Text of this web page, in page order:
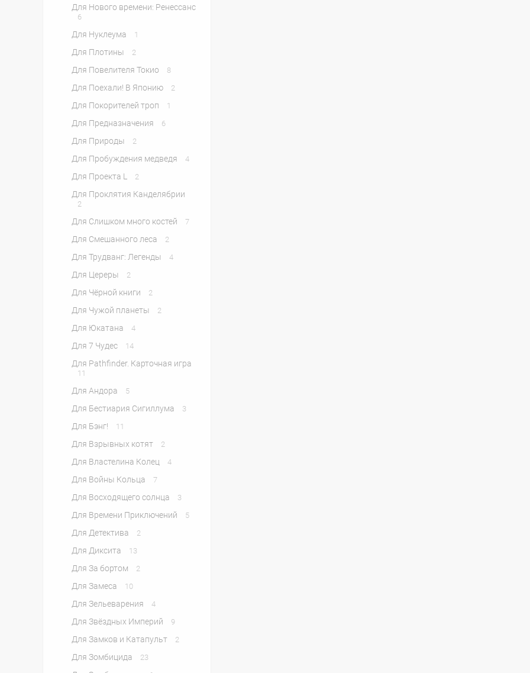
Для Нового времени: Ренессанс
6
Для Нуклеума 1
Для Плотины 2
Для Повелителя Токио 8
Для Поехали! В Японию 2
Для Покорителей троп 1
Для Предназначения 6
Для Природы 2
Для Пробуждения медведя 4
Для Проекта L 2
Для Проклятия Канделябрии
2
Для Слишком много костей 7
Для Смешанного леса 2
Для Трудванг: Легенды 4
Для Цереры 2
Для Чёрной книги 2
Для Чужой планеты 2
Для Юкатана 4
Для 7 Чудес 14
Для Pathfinder. Карточная игра
11
Для Андора 5
Для Бестиария Сигиллума 3
Для Бэнг! 11
Для Взрывных котят 2
Для Властелина Колец 4
Для Войны Кольца 7
Для Восходящего солнца 3
Для Времени Приключений 5
Для Детектива 2
Для Диксита 13
Для За бортом 2
Для Замеса 10
Для Зельеварения 4
Для Звёздных Империй 9
Для Замков и Катапульт 2
Для Зомбицида 23